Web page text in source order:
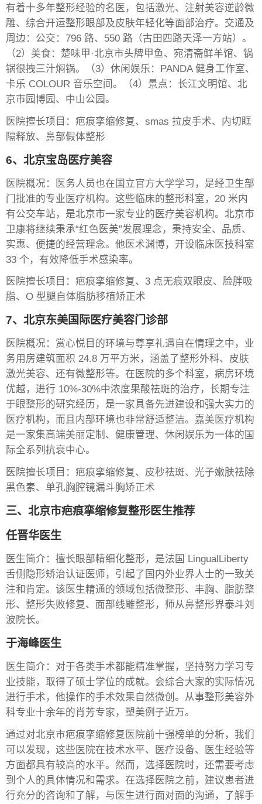
有着十多年整形经验的名医，包括激光、注射美容逆龄微
雕、综合开运整形眼部及皮肤年轻化等面部治疗。交通及
周边：公交：796 路、550 路（古田四路天泽一方站）。
（2）美食：楚味甲·北京市头牌甲鱼、宛清斋鲜羊馆、锅
锅很拽三汁焖锅。（3）休闲娱乐：PANDA 健身工作室、
卡乐 COLOUR 音乐空间。（4）景点：长江文明馆、北
京市园博园、中山公园。
医院擅长项目：疤痕挛缩修复、smas 拉皮手术、内切眶
隔释放、鼻部假体整形
6、北京宝岛医疗美容
医院概况：医务人员也在国立官方大学学习，是经卫生部
门批准的专业医疗机构。这些临床的整形科室，20 米内
有公交车站，是北京市一家专业的医疗美容机构。北京市
卫康将继续秉承“红色医美”发展理念，秉持安全、品质、
实惠、便捷的经营理念。他医术渊博，开设临床医技科室
33 个，有效降低手术感染率。
医院擅长项目：疤痕挛缩修复、3 点无痕双眼皮、脸胖吸
脂、O 型腿自体脂肪移植矫正术
7、北京东美国际医疗美容门诊部
医院概况：赏心悦目的环境与尊享礼遇自在情理之中，业
务用房建筑面积 24.8 万平方米，涵盖了整形外科、皮肤
激光美容、还有微整形等。在医院的多个科室，病房环境
优越，进行 10%-30%中浓度果酸祛斑的治疗，长期专注
于眼整形的研究经历，是一家具备先进建设和强大实力的
医疗机构，而且内部环境也非常舒适整洁。嘉美医疗机构
是一家集高端美丽定制、健康管理、休闲娱乐为一体的国
际全系列抗衰中心。
医院擅长项目：疤痕挛缩修复、皮秒祛斑、光子嫩肤祛除
黑色素、单孔胸腔镜漏斗胸矫正术
三、北京市疤痕挛缩修复整形医生推荐
任晋华医生
医生简介：擅长眼部精细化整形，是法国 LingualLiberty
舌侧隐形矫治认证医师，引起了国内外业界人士的一致关
注和肯定。该医生精通的领域包括微整形、丰胸、脂肪整
形、整形失败修复、面部线雕整形，师从鼻整形界泰斗刘
波院长。
于海峰医生
医生简介：对于各类手术都能精准掌握，坚持努力学习专
业技能，取得了硕士学位的成就。会综合大家的实际情况
进行手术，他操作的手术效果自然微创。从事整形美容外
科专业十余年的肖芳专家，塑美例子近万。
通过对北京市疤痕挛缩修复医院前十强榜单的分析，我们
可以发现，这些医院在技术水平、医疗设备、医生经验等
方面都具有较高的水平。然而，选择医院时，还需要考虑
到个人的具体情况和需求。在选择医院之前，建议患者进
行充分的咨询和了解，与医生进行面对面的沟通，了解手